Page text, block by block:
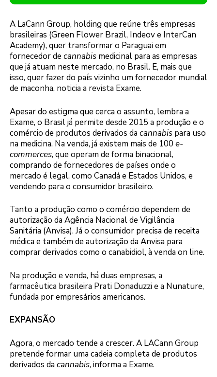
A LaCann Group, holding que reúne três empresas
brasileiras (Green Flower Brazil, Indeov e InterCan
Academy), quer transformar o Paraguai em
fornecedor de cannabis medicinal para as empresas
que já atuam neste mercado, no Brasil. E, mais que
isso, quer fazer do país vizinho um fornecedor mundial
de maconha, noticia a revista Exame.
Apesar do estigma que cerca o assunto, lembra a
Exame, o Brasil já permite desde 2015 a produção e o
comércio de produtos derivados dacannabis para uso
na medicina. Na venda, já existem mais de 100 e-
commerces, que operam de forma binacional,
comprando de fornecedores de países onde o
mercado é legal, como Canadá e Estados Unidos, e
vendendo para o consumidor brasileiro.
Tanto a produção como o comércio dependem de
autorização da Agência Nacional de Vigilância
Sanitária (Anvisa). Já o consumidor precisa de receita
médica e também de autorização da Anvisa para
comprar derivados como o canabidiol, à venda on line.
Na produção e venda, há duas empresas, a
farmacêutica brasileira Prati Donaduzzi e a Nunature,
fundada por empresários americanos.
EXPANSÃO
Agora, o mercado tende a crescer. A LACann Group
pretende formar uma cadeia completa de produtos
derivados dacannabis, informa a Exame.